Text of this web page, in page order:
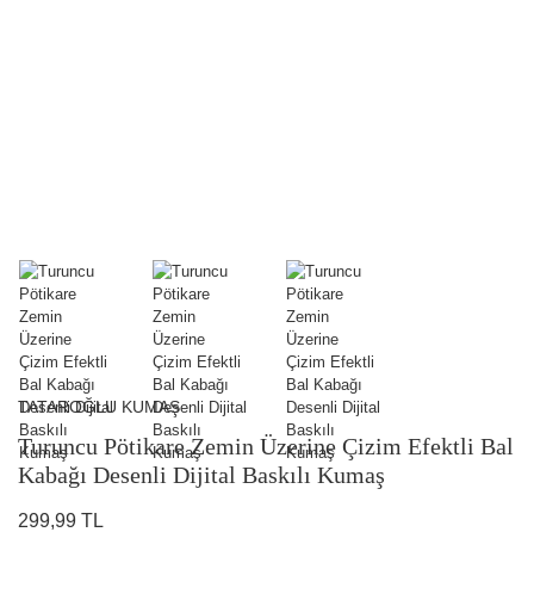
TATAROĞLU KUMAŞ
Turuncu Pötikare Zemin Üzerine Çizim Efektli Bal
Kabağı Desenli Dijital Baskılı Kumaş
299,99 TL